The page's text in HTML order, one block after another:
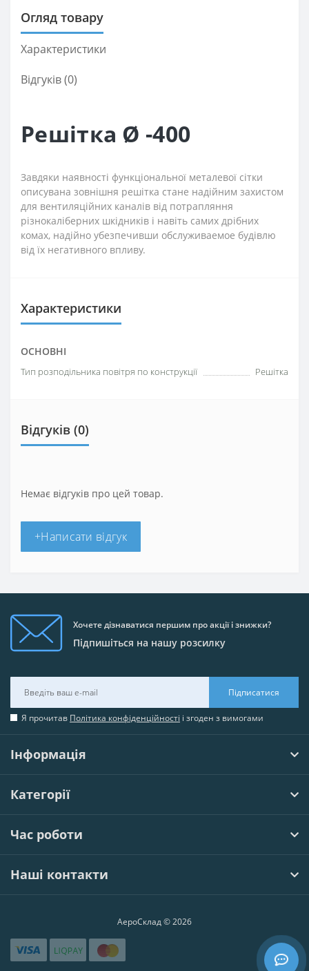
Огляд товару
Характеристики
Відгуків (0)
Решітка Ø -400
Завдяки наявності функціональної металевої сітки
описувана зовнішня решітка стане надійним захистом
для вентиляційних каналів від потрапляння
різнокаліберних шкідників і навіть самих дрібних
комах, надійно убезпечивши обслуживаемое будівлю
від їх негативного впливу.
Характеристики
ОСНОВНІ
Тип розподільника повітря по конструкції Решітка
Відгуків (0)
Немає відгуків про цей товар.
+Написати відгук
Хочете дізнаватися першим про акції і знижки?
Підпишіться на нашу розсилку
Підписатися
Я прочитав Політика конфіденційності і згоден з вимогами
Інформація
Категорії
Час роботи
Наші контакти
АероСклад © 2026